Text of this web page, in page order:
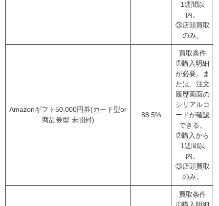
1週間以
内。
③店頭買取
のみ。
Amazonギフト50,000円券(カード型or
商品券型 未開封)
88.5%
買取条件
➀購入明細
が必要。ま
たは、注文
履歴画面の
シリアルコ
ードが確認
できる。
➁購入から
1週間以
内。
③店頭買取
のみ。
買取条件